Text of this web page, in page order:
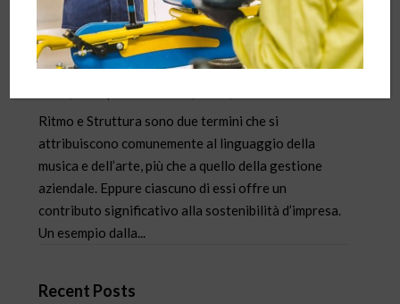
Ritmo e struttura
Ritmo e Struttura sono due termini che si
attribuiscono comunemente al linguaggio della
musica e dell’arte, più che a quello della gestione
aziendale. Eppure ciascuno di essi offre un
contributo significativo alla sostenibilità d’impresa.
Un esempio dalla...
Recent Posts